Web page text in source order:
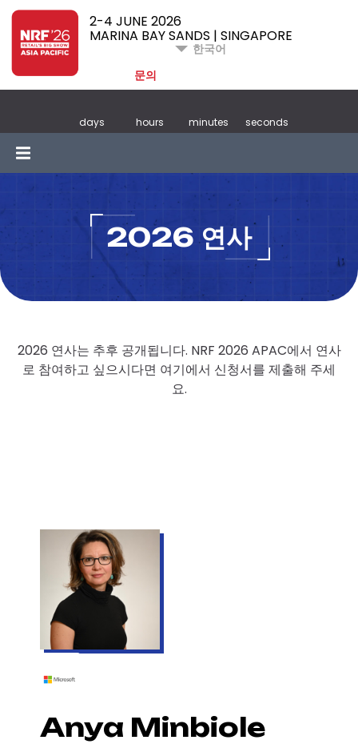
2-4 JUNE 2026
MARINA BAY SANDS | SINGAPORE
한국어
문의
days hours minutes seconds
2026 연사
2026 연사는 추후 공개됩니다. NRF 2026 APAC에서 연사
로 참여하고 싶으시다면 여기에서 신청서를 제출해 주세
요.
Anya Minbiole